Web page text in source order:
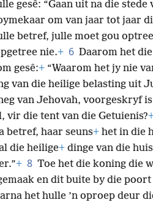
gesê: “Gaan uit na die
om van jaar tot jaar
betref, julle moet gou
nie.+ 6 Daarom het
gesê:+ “Waarom het jy nie
van die heilige belasting uit
van Jehovah, voorgeskryf
vir die tent van die Getuienis?
betref, haar seuns+ het in die
die heilige+ dinge van die
+ 8 Toe het die koning die
en dit buite by die
het hulle ’n oproep deur